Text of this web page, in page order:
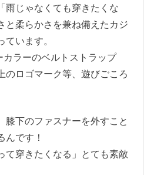
雨じゃなくても穿きたくな
と柔らかさを兼ね備えたカジ
ています。
ラーのベルトストラップ
のロゴマーク等、遊びごころ
膝下のファスナーを外すこと
んです！
て穿きたくなる」とても素敵